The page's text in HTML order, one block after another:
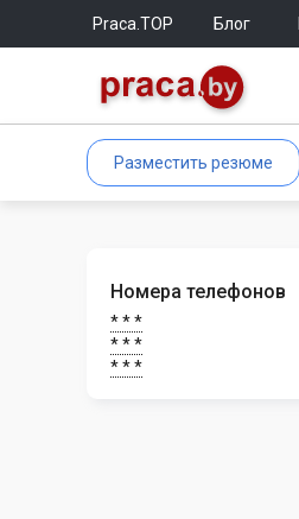
Praca.TOP Блог
Разместить резюме
Номера телефонов
* * *
* * *
* * *